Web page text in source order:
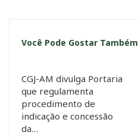
Você Pode Gostar Também
CGJ-AM divulga Portaria
que regulamenta
procedimento de
indicação e concessão
da…